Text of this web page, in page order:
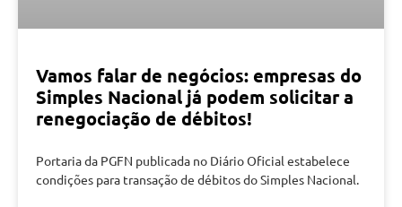
Vamos falar de negócios: empresas do
Simples Nacional já podem solicitar a
renegociação de débitos!
Portaria da PGFN publicada no Diário Oficial estabelece
condições para transação de débitos do Simples Nacional.